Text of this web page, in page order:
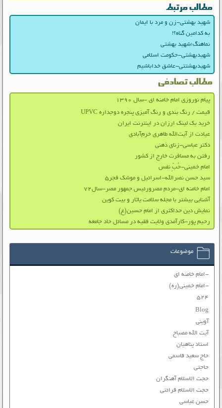
مطالب مرتبط
شهید بهشتی-زن و مرد با ایمان
به کدامین گناه؟!
نماهنگ؛شهید بهشتی
شهیدبهشتی-حکومت اسلامی
شهیدبهشتتی-عاشق خداباشیم
مطالب تصادفی
پیام نوروزی امام خامنه ای -سال ۱۳۹۰
قیمت / رنگ بندی و رنگ آمیزی پنجره دوجداره UPVC
خرید بک لینک ارزان در اینترنت ایران
عیادت از آیت‌الله طاهری خرم‌آبادی
دکتر عباسی-زنای ذهنی
رفتن به مسافرت خارج از کشور
امام خمینی-حُبِّ نفس
سید حسن نصرالله-اسرائیل و موشک فجر۵
امام خامنه ای-مردم مصرورئیس جمهور مصر-سال۷۲
آشنایی بیشتر با مجله سلامت یاثار و بیت کوین
نمایش دین حداکثری از امام حسین(ع)
رحیم پور-کارآمدی ولایت فقیه در مسائل حاد جامعه
موضوعات
-امام خامنه ای
-امام خمینی(ره)
۵۲۴
Blog
آوینی
آیت الله مصباح
استاد پناهیان
حاج سعید قاسمی
حاجتی
حجت الاسلام آهنگران
حجت الاسلام قرائتی
حسن عباسی